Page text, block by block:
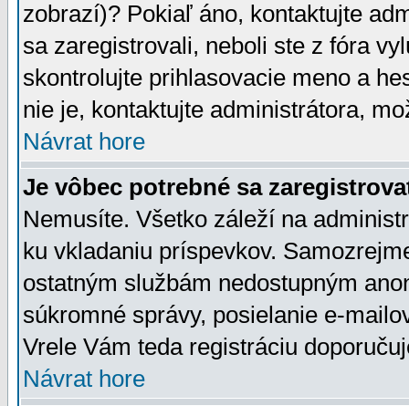
zobrazí)? Pokiaľ áno, kontaktujte
sa zaregistrovali, neboli ste z fóra
skontrolujte prihlasovacie meno a
nie je, kontaktujte administrátora,
Návrat hore
Je vôbec potrebné sa
Nemusíte. Všetko záleží na
ku vkladaniu príspevkov.
ostatným službám nedostupným
súkromné správy, posielanie e-
Vrele Vám teda registráciu
Návrat hore